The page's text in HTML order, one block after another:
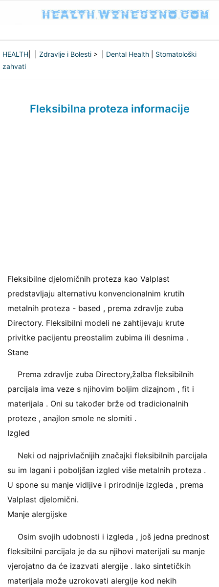
HEALTH Zdravlje i Bolesti > | Dental Health
Stomatološki
zahvati
Fleksibilna proteza informacije
Fleksibilne djelomičnih proteza kao Valplast
predstavljaju alternativu konvencionalnim krutih
metalnih proteza - based , prema zdravlje zuba
Directory. Fleksibilni modeli ne zahtijevaju krute
privitke pacijentu preostalim zubima ili desnima .
Stane
Prema zdravlje zuba Directory,žalba fleksibilnih
parcijala ima veze s njihovim boljim dizajnom , fit i
materijala . Oni su također brže od tradicionalnih
proteze , anajlon smole ne slomiti .
Izgled
Neki od najprivlačnijih značajki fleksibilnih parcijala
su im lagani i poboljšan izgled više metalnih proteza .
U spone su manje vidljive i prirodnije izgleda , prema
Valplast djelomični.
Manje alergijske
Osim svojih udobnosti i izgleda , još jedna prednost
fleksibilni parcijala je da su njihovi materijali su manje
vjerojatno da će izazvati alergije . Iako sintetičkih
materijala može uzrokovati alergije kod nekih